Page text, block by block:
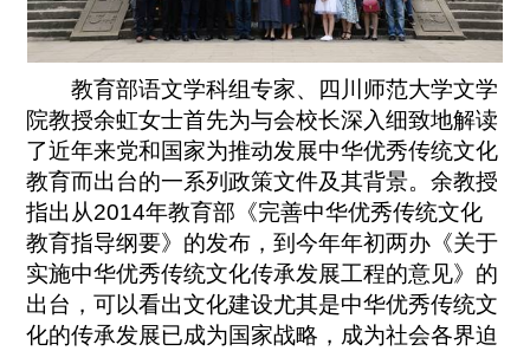
教育部语文学科组专家、四川师范大学文学
院教授余虹女士首先为与会校长深入细致地解读
了近年来党和国家为推动发展中华优秀传统文化
教育而出台的一系列政策文件及其背景。余教授
指出从2014年教育部《完善中华优秀传统文化
教育指导纲要》的发布，到今年年初两办《关于
实施中华优秀传统文化传承发展工程的意见》的
出台，可以看出文化建设尤其是中华优秀传统文
化的传承发展已成为国家战略，成为社会各界迫